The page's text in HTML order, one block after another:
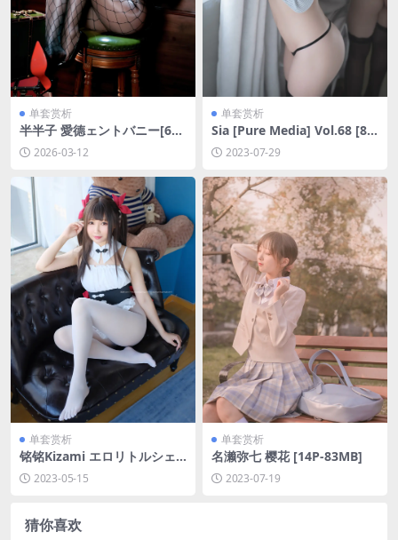
单套赏析
半半子 愛德ェントバニー[62P
-375MB]
2026-03-12
单套赏析
Sia [Pure Media] Vol.68 [86
P-945MB]
2023-07-29
单套赏析
铭铭Kizami エロリトルシェ
フ 自撮り [83P286M]
2023-05-15
单套赏析
名濑弥七 樱花 [14P-83MB]
2023-07-19
猜你喜欢